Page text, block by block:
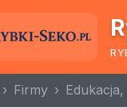
Firmy